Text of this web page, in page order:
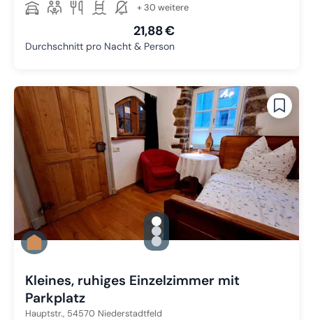
+ 30 weitere
21,88 €
Durchschnitt pro Nacht & Person
gallery.slide_selector
Zu Slide 1 wechseln
Zu Slide 2 wechseln
Zu Slide 3 wechseln
Kleines, ruhiges Einzelzimmer mit
Parkplatz
Hauptstr., 54570 Niederstadtfeld